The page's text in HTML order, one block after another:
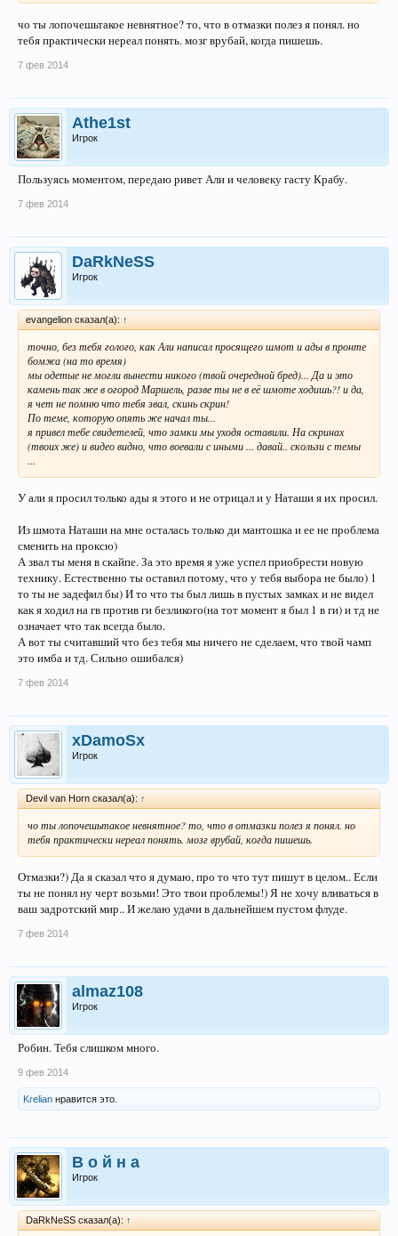
чо ты лопочешьтакое невнятное? то, что в отмазки полез я понял. но
тебя практически нереал понять. мозг врубай, когда пишешь.
7 фев 2014
Athe1st
Игрок
Пользуясь моментом, передаю ривет Али и человеку гасту Крабу.
7 фев 2014
DaRkNeSS
Игрок
evangelion сказал(а): ↑
точно, без тебя голого, как Али написал просящего шмот и ады в пронте
бомжа (на то время)
мы одетые не могли вынести никого (твой очередной бред)... Да и это
камень так же в огород Маршель, разве ты не в её шмоте ходишь?! и да,
я чет не помню что тебя звал, скинь скрин!
По теме, которую опять же начал ты...
я привел тебе свидетелей, что замки мы уходя оставили. На скринах
(твоих же) и видео видно, что воевали с иными ... давай.. скользи с темы
...
У али я просил только ады я этого и не отрицал и у Наташи я их просил.
Из шмота Наташи на мне осталась только ди мантошка и ее не проблема
сменить на проксю)
А звал ты меня в скайпе. За это время я уже успел приобрести новую
технику. Естественно ты оставил потому, что у тебя выбора не было) 1
то ты не задефил бы) И то что ты был лишь в пустых замках и не видел
как я ходил на гв против ги безликого(на тот момент я был 1 в ги) и тд не
означает что так всегда было.
А вот ты считавший что без тебя мы ничего не сделаем, что твой чамп
это имба и тд. Сильно ошибался)
7 фев 2014
xDamoSx
Игрок
Devil van Horn сказал(а): ↑
чо ты лопочешьтакое невнятное? то, что в отмазки полез я понял. но
тебя практически нереал понять. мозг врубай, когда пишешь.
Отмазки?) Да я сказал что я думаю, про то что тут пишут в целом.. Если
ты не понял ну черт возьми! Это твои проблемы!) Я не хочу вливаться в
ваш задротский мир.. И желаю удачи в дальнейшем пустом флуде.
7 фев 2014
almaz108
Игрок
Робин. Тебя слишком много.
9 фев 2014
Krelian нравится это.
В о й н а
Игрок
DaRkNeSS сказал(а): ↑